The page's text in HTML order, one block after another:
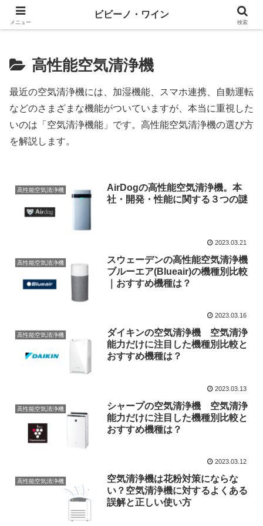
ワインとテックと、ときどきマネー
高性能空気清浄機
最近の空気清浄機には、加湿機能、スマホ連携、自動運転
などのさまざまな機能がついていますが、本当に重視した
いのは「空気清浄機能」です。高性能空気清浄機の選び方
を解説します。
高性能空気清浄機
AirDogの高性能空気清浄機。本
社・開発・性能に関する３つの謎
2023.03.21
高性能空気清浄機
スウェーデンの高性能空気清浄機
ブルーエア(Blueair)の機種別比較
｜おすすめ機種は？
2023.03.16
高性能空気清浄機
ダイキンの空気清浄機 空気清浄
能力だけに注目した機種別比較と
おすすめ機種は？
2023.03.13
高性能空気清浄機
シャープの空気清浄機 空気清浄
能力だけに注目した機種別比較と
おすすめ機種は？
2023.03.12
高性能空気清浄機
空気清浄機は花粉対策にならな
い？空気清浄機に対するよくある
誤解と正しい使い方
メニュー
ビビーノ・ワイン
検索